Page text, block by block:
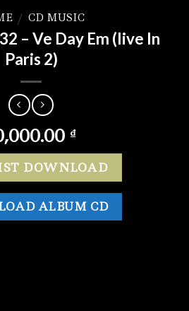
/ CD MUSIC
– Ve Day Em (live In
Paris 2)
₫
DOWNLOAD
ALBUM CD